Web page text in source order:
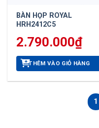
BÀN HỌP ROYAL
HRH2412C5
2.790.000₫
THÊM VÀO GIỎ HÀNG
1